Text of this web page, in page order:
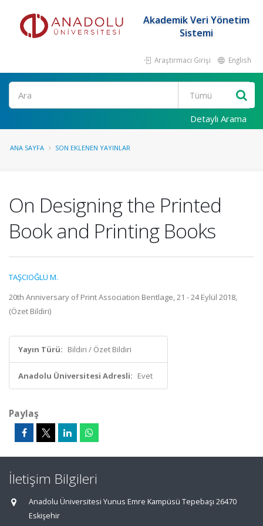
Akademik Veri Yönetim
Sistemi
Araştırmacı Girişi English
Ara
Detaylı Arama
ANA SAYFA SON EKLENEN YAYINLAR
On Designing the Printed
Book and Printing Books
TAŞCIOĞLU M.
20th Anniversary of Print Association Bentlage, 21 - 24 Eylül 2018,
(Özet Bildiri)
Yayın Türü: Bildiri / Özet Bildiri
Anadolu Üniversitesi Adresli: Evet
Paylaş
İletişim Bilgileri
Anadolu Üniversitesi Yunus Emre Kampüsü Tepebaşı 26470
Eskişehir